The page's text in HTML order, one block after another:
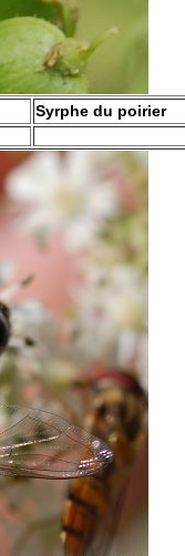
Syrphe du poirier